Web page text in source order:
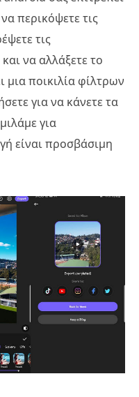
περικόψετε τις
τις
να αλλάξετε το
μια ποικιλία φίλτρων
για να κάνετε τα
για
είναι προσβάσιμη